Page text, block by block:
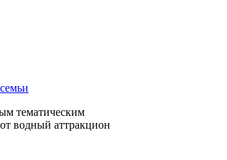
тематическим
водный аттракцион